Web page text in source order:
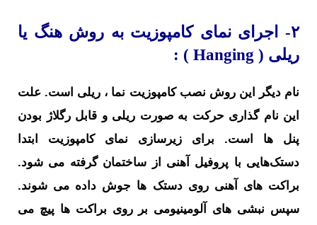
۲- اجرای نمای کامپوزیت به روش هنگ یا
ریلی ( Hanging
) :
نام دیگر این روش نصب کامپوزیت نما ، ریلی است. علت
این نام گذاری حرکت به صورت ریلی و قابل رگلاژ بودن
پنل ها است. برای زیرسازی نمای کامپوزیت ابتدا
دستک‌هایی با پروفیل آهنی از ساختمان گرفته می شود.
براکت های آهنی روی دستک ها جوش داده می شوند.
سپس نبشی های آلومینیومی بر روی براکت ها پیچ می